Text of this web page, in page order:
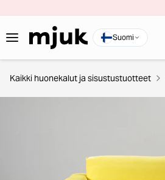
Suomi
Kaikki huonekalut ja sisustustuotteet